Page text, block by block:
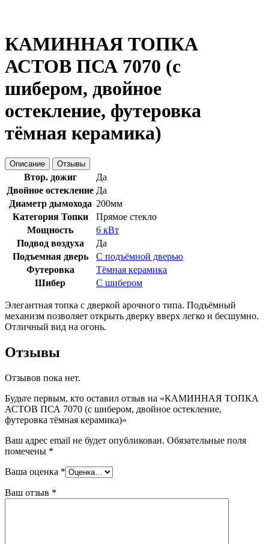
КАМИННАЯ ТОПКА
АСТОВ ПСА 7070 (с
шибером, двойное
остекление, футеровка
тёмная керамика)
Описание Отзывы
Втор. дожиг
Да
Двойное остекление Да
Диаметр дымохода 200мм
Категория Топки
Прямое стекло
Мощность
6 кВт
Подвод воздуха
Да
Подъемная дверь
С подъёмной дверью
Футеровка
Тёмная керамика
Шибер
С шибером
Элегантная топка с дверкой арочного типа. Подъёмный
механизм позволяет открыть дверку вверх легко и бесшумно.
Отличный вид на огонь.
Отзывы
Отзывов пока нет.
Будьте первым, кто оставил отзыв на «КАМИННАЯ ТОПКА
АСТОВ ПСА 7070 (с шибером, двойное остекление,
футеровка тёмная керамика)»
Ваш адрес email не будет опубликован. Обязательные поля
помечены *
Ваша оценка *
Ваш отзыв *